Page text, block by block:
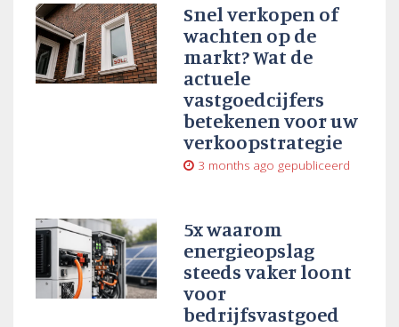
Snel verkopen of
wachten op de
markt? Wat de
actuele
vastgoedcijfers
betekenen voor uw
verkoopstrategie
3 months ago gepubliceerd
5x waarom
energieopslag
steeds vaker loont
voor
bedrijfsvastgoed